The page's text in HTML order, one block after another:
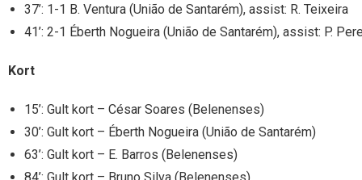
37’: 1-1 B. Ventura (União de Santarém), assist: R. Teixeira
41’: 2-1 Éberth Nogueira (União de Santarém), assist: P.
Kort
15’: Gult kort – César Soares (Belenenses)
30’: Gult kort – Éberth Nogueira (União de Santarém)
63’: Gult kort – E. Barros (Belenenses)